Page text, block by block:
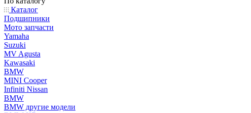
Каталог
Подшипники
Мото запчасти
Yamaha
Suzuki
MV Agusta
Kawasaki
BMW
MINI Cooper
Infiniti Nissan
BMW
BMW другие модели